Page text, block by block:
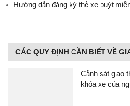
Hướng dẫn đăng ký thẻ xe buýt
CÁC QUY ĐỊNH CẦN BIẾT VỀ
Cảnh sát giao
khóa xe của